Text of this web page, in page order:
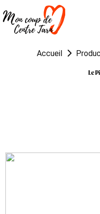
Accueil
Le